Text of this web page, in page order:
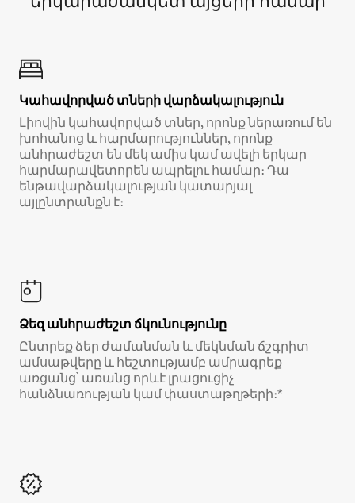
Կահավորված տների վարձակալություն
Լիովին կահավորված տներ, որոնք ներառում են
խոհանոց և հարմարություններ, որոնք
անհրաժեշտ են մեկ ամիս կամ ավելի երկար
հարմարավետորեն ապրելու համար։ Դա
ենթավարձակալության կատարյալ
այլընտրանքն է։
Ձեզ անհրաժեշտ ճկունությունը
Ընտրեք ձեր ժամանման և մեկնման ճշգրիտ
ամսաթվերը և հեշտությամբ ամրագրեք
առցանց՝ առանց որևէ լրացուցիչ
հանձնառության կամ փաստաթղթերի։*